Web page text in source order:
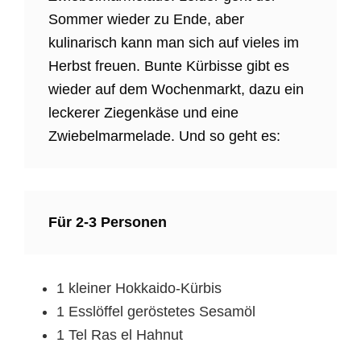
Sommer wieder zu Ende, aber
kulinarisch kann man sich auf vieles im
Herbst freuen. Bunte Kürbisse gibt es
wieder auf dem Wochenmarkt, dazu ein
leckerer Ziegenkäse und eine
Zwiebelmarmelade. Und so geht es:
Für 2-3 Personen
1 kleiner Hokkaido-Kürbis
1 Esslöffel geröstetes Sesamöl
1 Tel Ras el Hahnut